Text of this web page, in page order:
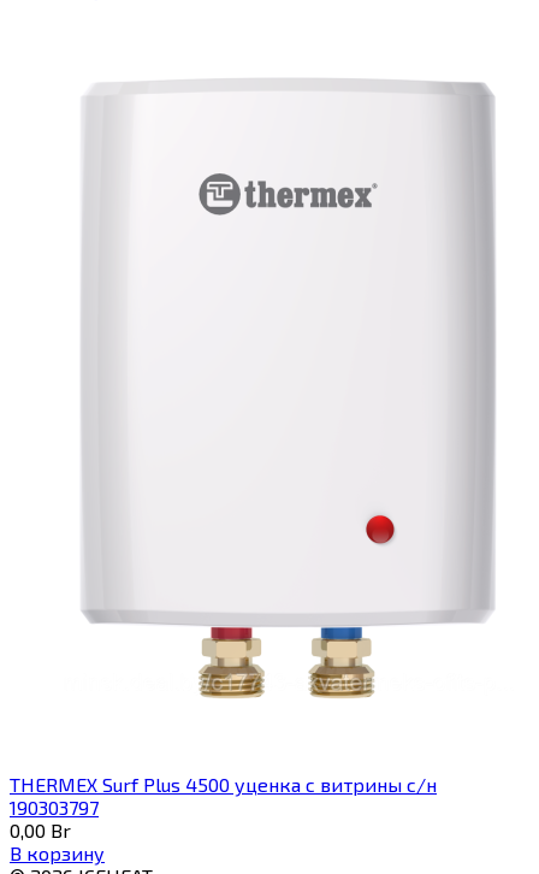
THERMEX Surf Plus 4500 уценка с витрины с/н
190303797
0,00 Br
В корзину